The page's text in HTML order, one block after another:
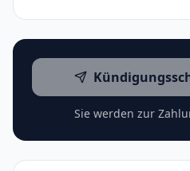
Sie werden zur